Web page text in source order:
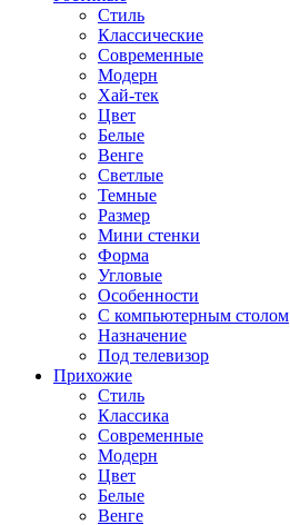
Стиль
Классические
Современные
Модерн
Хай-тек
Цвет
Белые
Венге
Светлые
Темные
Размер
Мини стенки
Форма
Угловые
Особенности
С компьютерным столом
Назначение
Под телевизор
Прихожие
Стиль
Классика
Современные
Модерн
Цвет
Белые
Венге